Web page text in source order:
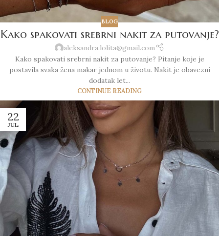
BLOG
Kako spakovati srebrni nakit za putovanje?
aleksandra.lolita@gmail.com
Kako spakovati srebrni nakit za putovanje? Pitanje koje je
postavila svaka žena makar jednom u životu. Nakit je obavezni
dodatak let...
CONTINUE READING
22
JUL